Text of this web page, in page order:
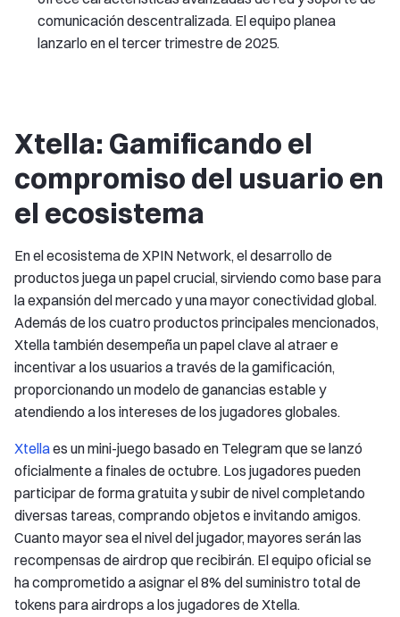
comunicación descentralizada. El equipo planea
lanzarlo en el tercer trimestre de 2025.
Xtella: Gamificando el
compromiso del usuario en
el ecosistema
En el ecosistema de XPIN Network, el desarrollo de
productos juega un papel crucial, sirviendo como base para
la expansión del mercado y una mayor conectividad global.
Además de los cuatro productos principales mencionados,
Xtella también desempeña un papel clave al atraer e
incentivar a los usuarios a través de la gamificación,
proporcionando un modelo de ganancias estable y
atendiendo a los intereses de los jugadores globales.
Xtellaes un mini-juego basado en Telegram que se lanzó
oficialmente a finales de octubre. Los jugadores pueden
participar de forma gratuita y subir de nivel completando
diversas tareas, comprando objetos e invitando amigos.
Cuanto mayor sea el nivel del jugador, mayores serán las
recompensas de airdrop que recibirán. El equipo oficial se
ha comprometido a asignar el 8% del suministro total de
tokens para airdrops a los jugadores de Xtella.